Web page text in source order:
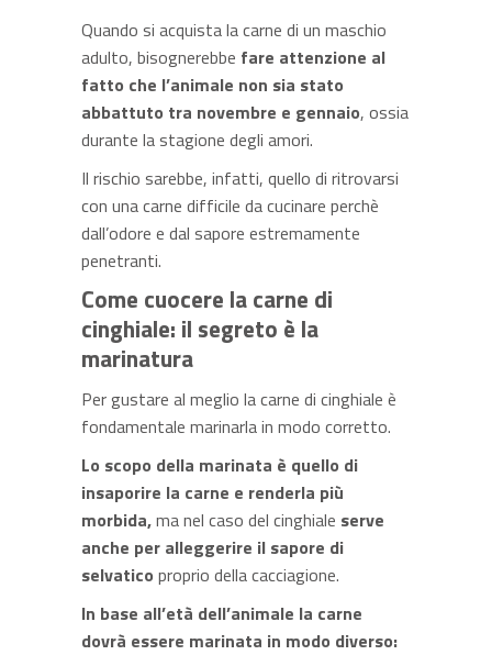
Quando si acquista la carne di un maschio
adulto, bisognerebbe fare attenzione al
fatto che l’animale non sia stato
abbattuto tra novembre e gennaio, ossia
durante la stagione degli amori.
Il rischio sarebbe, infatti, quello di ritrovarsi
con una carne difficile da cucinare perchè
dall’odore e dal sapore estremamente
penetranti.
Come cuocere la carne di
cinghiale: il segreto è la
marinatura
Per gustare al meglio la carne di cinghiale è
fondamentale marinarla in modo corretto.
Lo scopo della marinata è quello di
insaporire la carne e renderla più
morbida,ma nel caso del cinghiale serve
anche per alleggerire il sapore di
selvatico proprio della cacciagione.
In base all’età dell’animale la carne
dovrà essere marinata in modo diverso: